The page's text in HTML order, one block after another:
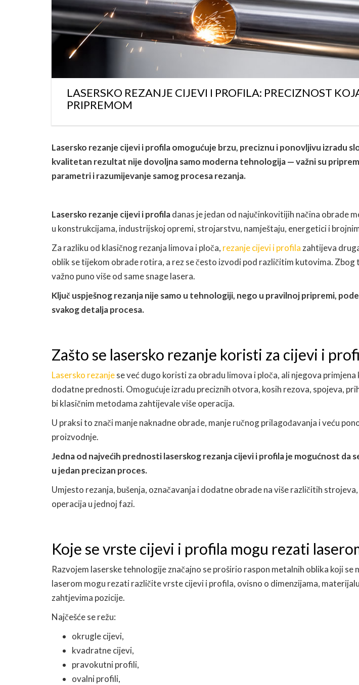
LASERSKO REZANJE CIJEVI I PROFILA: PRECIZNOST
PRIPREMOM
Lasersko rezanje cijevi i profila omogućuje brzu, preciznu i ponovljivu izradu
kvalitetan rezultat nije dovoljna samo moderna tehnologija — važni su
parametri i razumijevanje samog procesa rezanja.
Lasersko rezanje cijevi i profiladanas je jedan od najučinkovitijih načina obrade
u konstrukcijama, industrijskoj opremi, strojarstvu, namještaju, energetici i
Za razliku od klasičnog rezanja limova i ploča, rezanje cijevi i profila zahtijeva
oblik se tijekom obrade rotira, a rez se često izvodi pod različitim kutovima.
važno puno više od same snage lasera.
Ključ uspješnog rezanja nije samo u tehnologiji, nego u pravilnoj pripremi,
svakog detalja procesa.
Zašto se lasersko rezanje koristi za cijevi i
Lasersko rezanjese već dugo koristi za obradu limova i ploča, ali njegova
dodatne prednosti. Omogućuje izradu preciznih otvora, kosih rezova, spojeva,
bi klasičnim metodama zahtijevale više operacija.
U praksi to znači manje naknadne obrade, manje ručnog prilagođavanja i veću
proizvodnje.
Jedna od najvećih prednosti laserskog rezanja cijevi i profila je mogućnost da
u jedan precizan proces.
Umjesto rezanja, bušenja, označavanja i dodatne obrade na više različitih
operacija u jednoj fazi.
Koje se vrste cijevi i profila mogu rezati
Razvojem laserske tehnologije značajno se proširio raspon metalnih oblika koji se
laserom mogu rezati različite vrste cijevi i profila, ovisno o dimenzijama,
zahtjevima pozicije.
Najčešće se režu:
okrugle cijevi,
kvadratne cijevi,
pravokutni profili,
ovalni profili,